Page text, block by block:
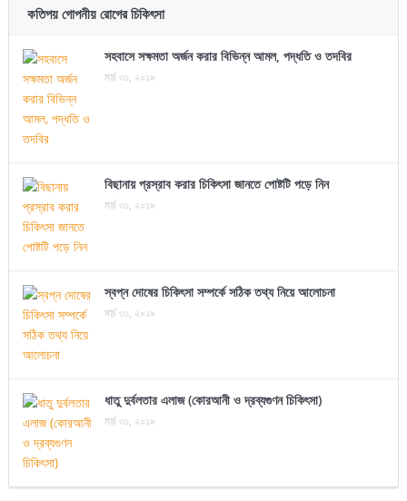
কতিপয় গোপনীয় রোগের চিকিৎসা
সহবাসে সক্ষমতা অর্জন করার বিভিন্ন আমল, পদ্ধতি ও তদবির
মার্চ ৩১, ২০১৯
বিছানায় প্রস্রাব করার চিকিৎসা জানতে পোষ্টটি পড়ে নিন
মার্চ ৩১, ২০১৯
স্বপ্ন দোষের চিকিৎসা সম্পর্কে সঠিক তথ্য নিয়ে আলোচনা
মার্চ ৩১, ২০১৯
ধাতু দুর্বলতার এলাজ (কোরআনী ও দ্রব্যগুণন চিকিৎসা)
মার্চ ৩১, ২০১৯